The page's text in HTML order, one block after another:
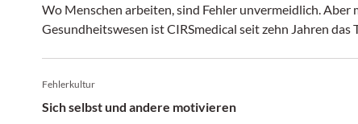
Wo Menschen arbeiten, sind Fehler unvermeidlich. Aber
Gesundheitswesen ist CIRSmedical seit zehn Jahren das
Fehlerkultur
Sich selbst und andere motivieren